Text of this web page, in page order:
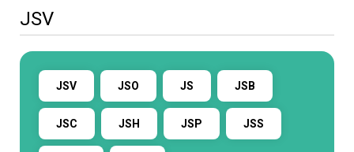
JSV
JSV JSO JS JSB
JSC JSH JSP JSS